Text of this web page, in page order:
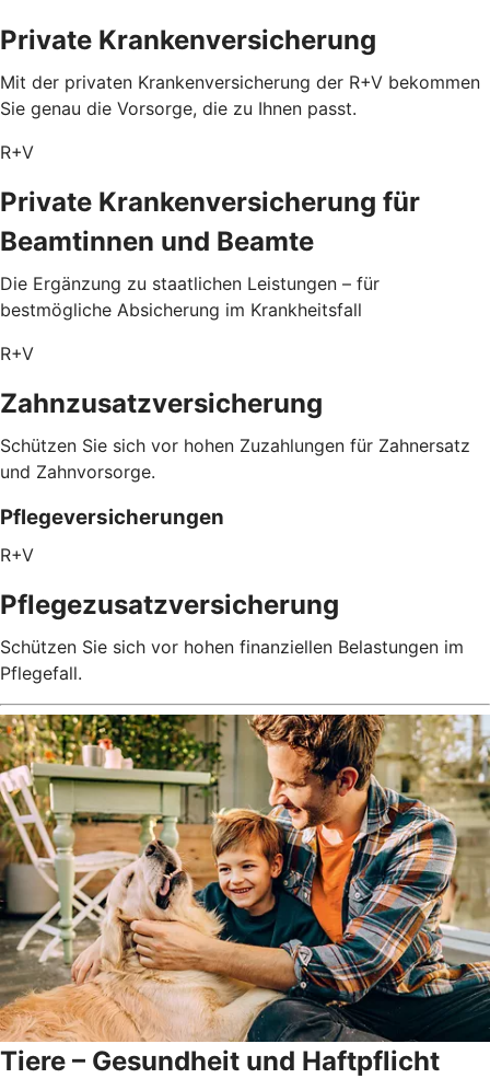
Private Krankenversicherung
Mit der privaten Krankenversicherung der R+V bekommen
Sie genau die Vorsorge, die zu Ihnen passt.
R+V
Private Krankenversicherung für
Beamtinnen und Beamte
Die Ergänzung zu staatlichen Leistungen – für
bestmögliche Absicherung im Krankheitsfall
R+V
Zahnzusatzversicherung
Schützen Sie sich vor hohen Zuzahlungen für Zahnersatz
und Zahnvorsorge.
Pflegeversicherungen
R+V
Pflegezusatz­versicherung
Schützen Sie sich vor hohen finanziellen Belastungen im
Pflegefall.
Tiere – Gesundheit und Haftpflicht